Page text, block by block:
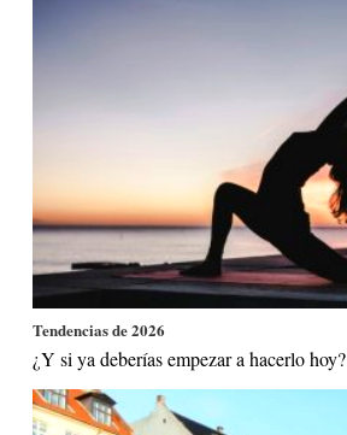
Tendencias de 2026
¿Y si ya deberías empezar a hacerlo hoy?